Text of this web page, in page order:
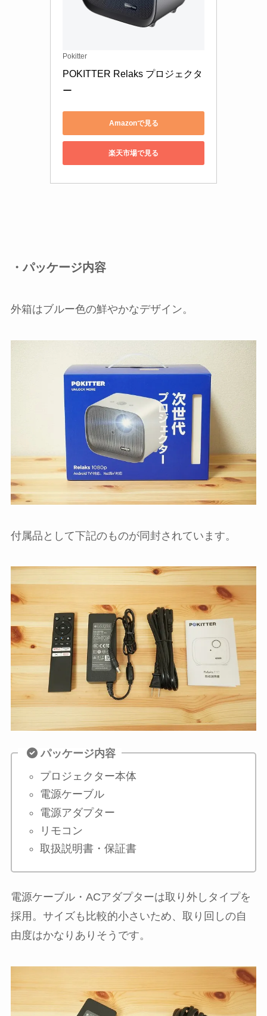
Pokitter
POKITTER Relaks プロジェクタ
ー
Amazonで見る
楽天市場で見る
・パッケージ内容
外箱はブルー色の鮮やかなデザイン。
付属品として下記のものが同封されています。
パッケージ内容
プロジェクター本体
電源ケーブル
電源アダプター
リモコン
取扱説明書・保証書
電源ケーブル・ACアダプターは取り外しタイプを
採用。サイズも比較的小さいため、取り回しの自
由度はかなりありそうです。